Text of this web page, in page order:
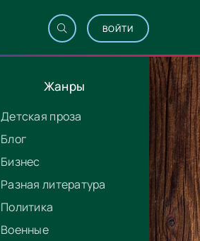
ВОЙТИ
Жанры
Детская проза
Блог
Бизнес
Разная литература
Политика
Военные